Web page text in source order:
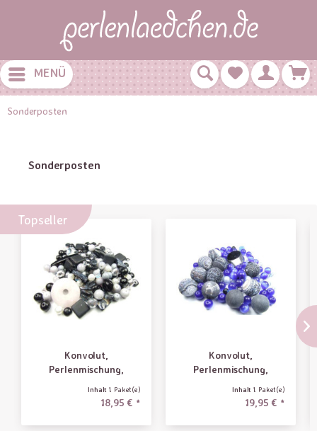
MENÜ
Sonderposten
Sonderposten
Topseller
Konvolut,
Perlenmischung,
Inhalt1 Paket(e)
18,95 € *
Konvolut,
Perlenmischung,
Inhalt1 Paket(e)
19,95 € *